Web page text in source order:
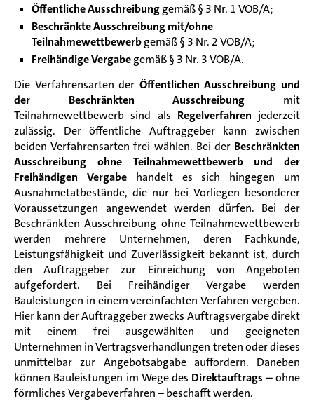
Öffentliche Ausschreibunggemäß § 3 Nr. 1 VOB/A;
Beschränkte Ausschreibung mit/ohne
Teilnahmewettbewerbgemäß § 3 Nr. 2 VOB/A;
Freihändige Vergabegemäß § 3 Nr. 3 VOB/A.
Die Verfahrensarten der Öffentlichen Ausschreibung und
der Beschränkten Ausschreibung mit
Teilnahmewettbewerb sind als Regelverfahren jederzeit
zulässig. Der öffentliche Auftraggeber kann zwischen
beiden Verfahrensarten frei wählen. Bei der Beschränkten
Ausschreibung ohne Teilnahmewettbewerb und der
Freihändigen Vergabehandelt es sich hingegen um
Ausnahmetatbestände, die nur bei Vorliegen besonderer
Voraussetzungen angewendet werden dürfen. Bei der
Beschränkten Ausschreibung ohne Teilnahmewettbewerb
werden mehrere Unternehmen, deren Fachkunde,
Leistungsfähigkeit und Zuverlässigkeit bekannt ist, durch
den Auftraggeber zur Einreichung von Angeboten
aufgefordert. Bei Freihändiger Vergabe werden
Bauleistungen in einem vereinfachten Verfahren vergeben.
Hier kann der Auftraggeber zwecks Auftragsvergabe direkt
mit einem frei ausgewählten und geeigneten
Unternehmen in Vertragsverhandlungen treten oder dieses
unmittelbar zur Angebotsabgabe auffordern. Daneben
können Bauleistungen im Wege des Direktauftrags – ohne
förmliches Vergabeverfahren –beschafft werden.